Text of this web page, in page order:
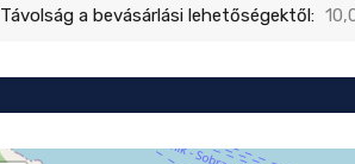
Távolság a bevásárlási lehetőségektől: